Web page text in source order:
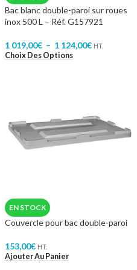
Bac blanc double-paroi sur roues
inox 500 L – Réf. G157921
1 019,00€ – 1 124,00€ HT.
Choix Des Options
EN STOCK
Couvercle pour bac double-paroi
153,00€ HT.
Ajouter Au Panier